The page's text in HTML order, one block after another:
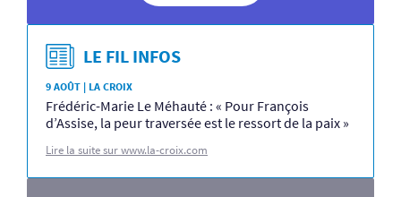
LE FIL INFOS
9 AOÛT | LA CROIX
Frédéric-Marie Le Méhauté : « Pour François
d’Assise, la peur traversée est le ressort de la paix »
Lire la suite sur www.la-croix.com